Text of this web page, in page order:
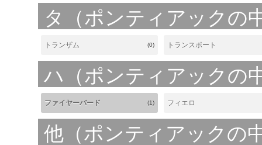
タ（ポンティアックの
トランザム (0) トランスポート
ハ（ポンティアックの
ファイヤーバード (1) フィエロ
他（ポンティアックの